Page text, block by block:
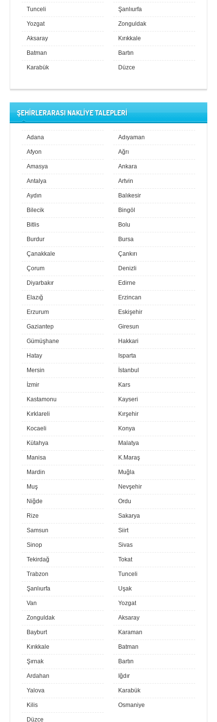
Tunceli Şanlıurfa
Yozgat Zonguldak
Aksaray Kırıkkale
Batman Bartın
Karabük Düzce
ŞEHİRLERARASI NAKLİYE TALEPLERİ
Adana Adıyaman
Afyon Ağrı
Amasya Ankara
Antalya Artvin
Aydın Balıkesir
Bilecik Bingöl
Bitlis Bolu
Burdur Bursa
Çanakkale Çankırı
Çorum Denizli
Diyarbakır Edirne
Elazığ Erzincan
Erzurum Eskişehir
Gaziantep Giresun
Gümüşhane Hakkari
Hatay Isparta
Mersin İstanbul
İzmir Kars
Kastamonu Kayseri
Kırklareli Kırşehir
Kocaeli Konya
Kütahya Malatya
Manisa K.Maraş
Mardin Muğla
Muş Nevşehir
Niğde Ordu
Rize Sakarya
Samsun Siirt
Sinop Sivas
Tekirdağ Tokat
Trabzon Tunceli
Şanlıurfa Uşak
Van Yozgat
Zonguldak Aksaray
Bayburt Karaman
Kırıkkale Batman
Şırnak Bartın
Ardahan Iğdır
Yalova Karabük
Kilis Osmaniye
Düzce